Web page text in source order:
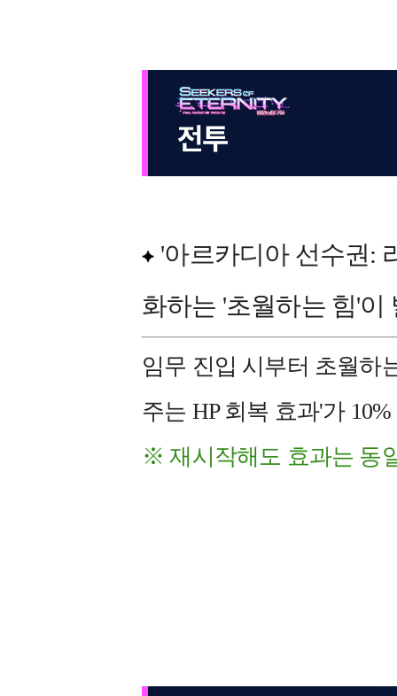
'아르카디아 선수권:
화하는 '초월하는 힘'이
임무 진입 시부터 초월하
주는 HP 회복 효과'가
※ 재시작해도 효과는 동